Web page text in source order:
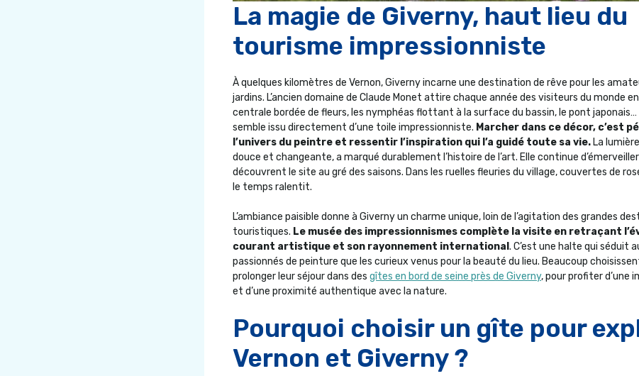
La magie de Giverny, haut lieu du
tourisme impressionniste
À quelques kilomètres de Vernon, Giverny incarne une destination de rêve pour les
jardins. L’ancien domaine de Claude Monet attire chaque année des visiteurs du monde
centrale bordée de fleurs, les nymphéas flottant à la surface du bassin, le pont japonais…
semble issu directement d’une toile impressionniste. Marcher dans ce décor, c’est
l’univers du peintre et ressentir l’inspiration qui l’a guidé toute sa vie. La
douce et changeante, a marqué durablement l’histoire de l’art. Elle continue
découvrent le site au gré des saisons. Dans les ruelles fleuries du village, couvertes de
le temps ralentit.
L’ambiance paisible donne à Giverny un charme unique, loin de l’agitation des grandes
touristiques. Le musée des impressionnismes complète la visite en retraçant
courant artistique et son rayonnement international . C’est une halte qui séduit
passionnés de peinture que les curieux venus pour la beauté du lieu. Beaucoup
prolonger leur séjour dans des gîtes en bord de seine près de Giverny, pour profiter d’une
et d’une proximité authentique avec la nature.
Pourquoi choisir un gîte pour
Vernon et Giverny ?